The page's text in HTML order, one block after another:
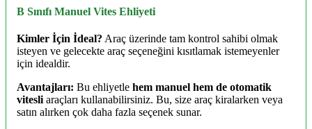
B Sınıfı Manuel Vites Ehliyeti
Kimler İçin İdeal? Araç üzerinde tam kontrol sahibi olmak
isteyen ve gelecekte araç seçeneğini kısıtlamak istemeyenler
için idealdir.
Avantajları: Bu ehliyetle hem manuel hem de otomatik
vitesli araçları kullanabilirsiniz. Bu, size araç kiralarken veya
satın alırken çok daha fazla seçenek sunar.